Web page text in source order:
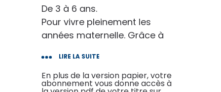
De 3 à 6 ans.
Pour vivre pleinement les
années maternelle. Grâce à
de l'école, de ce qu'il a appris,
vécu et ressenti. Le pont entre
la maternelle et la maison,
LIRE LA SUITE
En plus de la version papier, votre
abonnement vous donne accès à